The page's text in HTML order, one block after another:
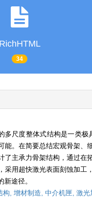
RichHTML
34
多尺度整体式结构是一类
能。在简要总结宏观骨架
了主承力骨架结构，通过
采用超快激光表面刻蚀加
途径。
构, 增材制造, 中介机匣, 激光